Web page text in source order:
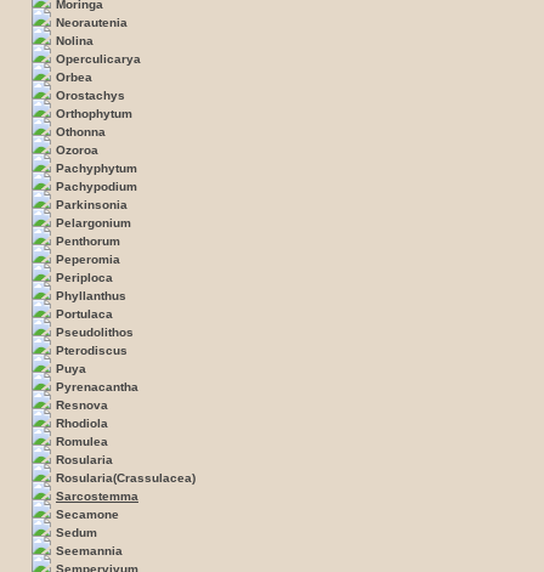
Moringa
Neorautenia
Nolina
Operculicarya
Orbea
Orostachys
Orthophytum
Othonna
Ozoroa
Pachyphytum
Pachypodium
Parkinsonia
Pelargonium
Penthorum
Peperomia
Periploca
Phyllanthus
Portulaca
Pseudolithos
Pterodiscus
Puya
Pyrenacantha
Resnova
Rhodiola
Romulea
Rosularia
Rosularia(Crassulacea)
Sarcostemma
Secamone
Sedum
Seemannia
Sempervivum